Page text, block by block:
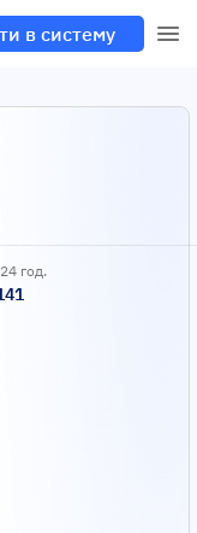
в систему
год.